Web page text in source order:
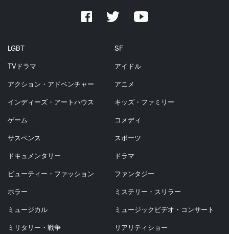
LGBT
SF
TVドラマ
アイドル
アクション・アドベンチャー
アニメ
インディーズ・アートハウス
キッズ・ファミリー
ゲーム
コメディ
サスペンス
スポーツ
ドキュメンタリー
ドラマ
ビューティー・ファッション
ファンタジー
ホラー
ミステリー・スリラー
ミュージカル
ミュージックビデオ・コンサート
ミリタリー・戦争
リアリティショー